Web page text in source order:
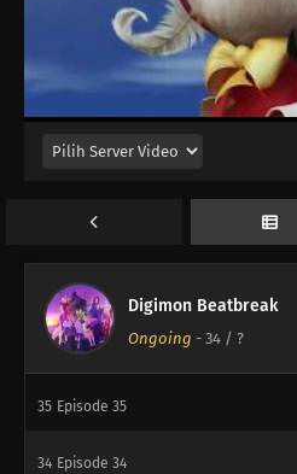
Digimon Beatbreak
Ongoing - 34 / ?
Episode 39
38 Episode 38
Episode 37
Episode 36
35 Episode 35
34 Episode 34